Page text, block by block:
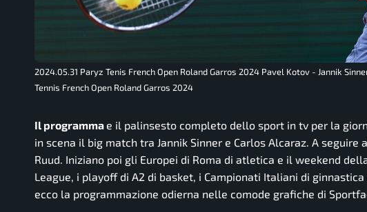
2024.05.31 Paryz Tenis French Open Roland Garros 2024 Pavel Kotov - Jannik
Tennis French Open Roland Garros 2024
Il programmae il palinsesto completo dello sport in tv per la
in scena il big match tra Jannik Sinner e Carlos Alcaraz. A
Ruud. Iniziano poi gli Europei di Roma di atletica e il weekend
League, i playoff di A2 di basket, i Campionati Italiani di
ecco la programmazione odierna nelle comode grafiche di